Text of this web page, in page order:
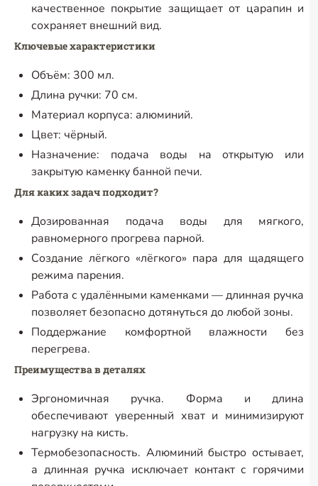
качественное покрытие защищает от царапин и
сохраняет внешний вид.
Ключевые характеристики
Объём: 300 мл.
Длина ручки: 70 см.
Материал корпуса: алюминий.
Цвет: чёрный.
Назначение: подача воды на открытую или
закрытую каменку банной печи.
Для каких задач подходит?
Дозированная подача воды для мягкого,
равномерного прогрева парной.
Создание лёгкого «лёгкого» пара для щадящего
режима парения.
Работа с удалёнными каменками — длинная ручка
позволяет безопасно дотянуться до любой зоны.
Поддержание комфортной влажности без
перегрева.
Преимущества в деталях
Эргономичная ручка. Форма и длина
обеспечивают уверенный хват и минимизируют
нагрузку на кисть.
Термобезопасность. Алюминий быстро остывает,
а длинная ручка исключает контакт с горячими